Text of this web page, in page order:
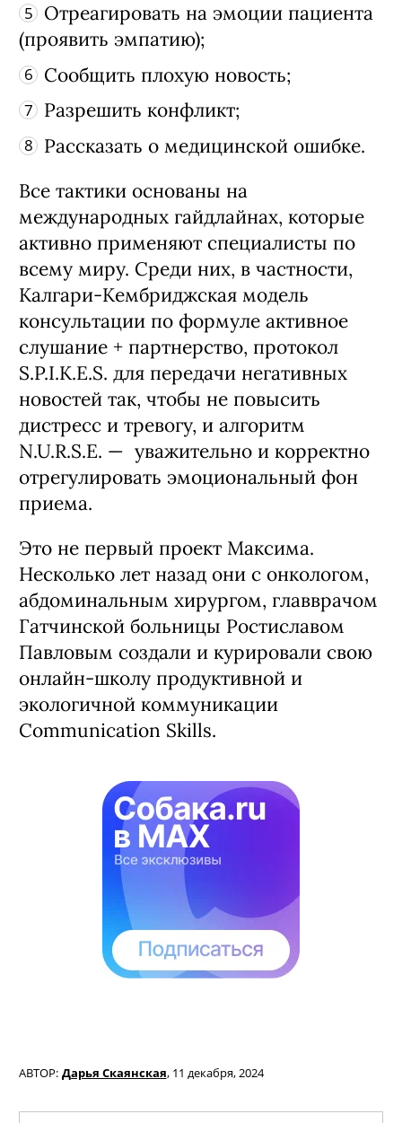
Отреагировать на эмоции пациента
(проявить эмпатию);
Сообщить плохую новость;
Разрешить конфликт;
Рассказать о медицинской ошибке.
Все тактики основаны на
международных гайдлайнах, которые
активно применяют специалисты по
всему миру. Среди них, в частности,
Калгари-Кембриджская модель
консультации по формуле активное
слушание + партнерство, протокол
S.P.I.K.E.S. для передачи негативных
новостей так, чтобы не повысить
дистресс и тревогу, и алгоритм
N.U.R.S.E. — уважительно и корректно
отрегулировать эмоциональный фон
приема.
Это не первый проект Максима.
Несколько лет назад они с онкологом,
абдоминальным хирургом, главврачом
Гатчинской больницы Ростиславом
Павловым создали и курировали свою
онлайн-школу продуктивной и
экологичной коммуникации
Communication Skills.
АВТОР: Дарья Скаянская, 11 декабря, 2024